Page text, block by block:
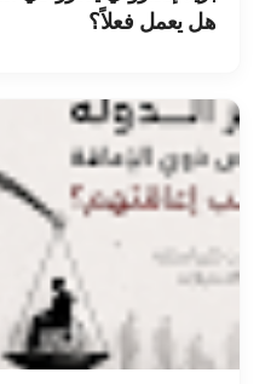
هل يعمل فعلاً؟